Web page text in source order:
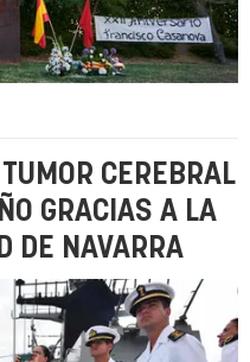
CEREBRAL
GRACIAS A LA
DE NAVARRA